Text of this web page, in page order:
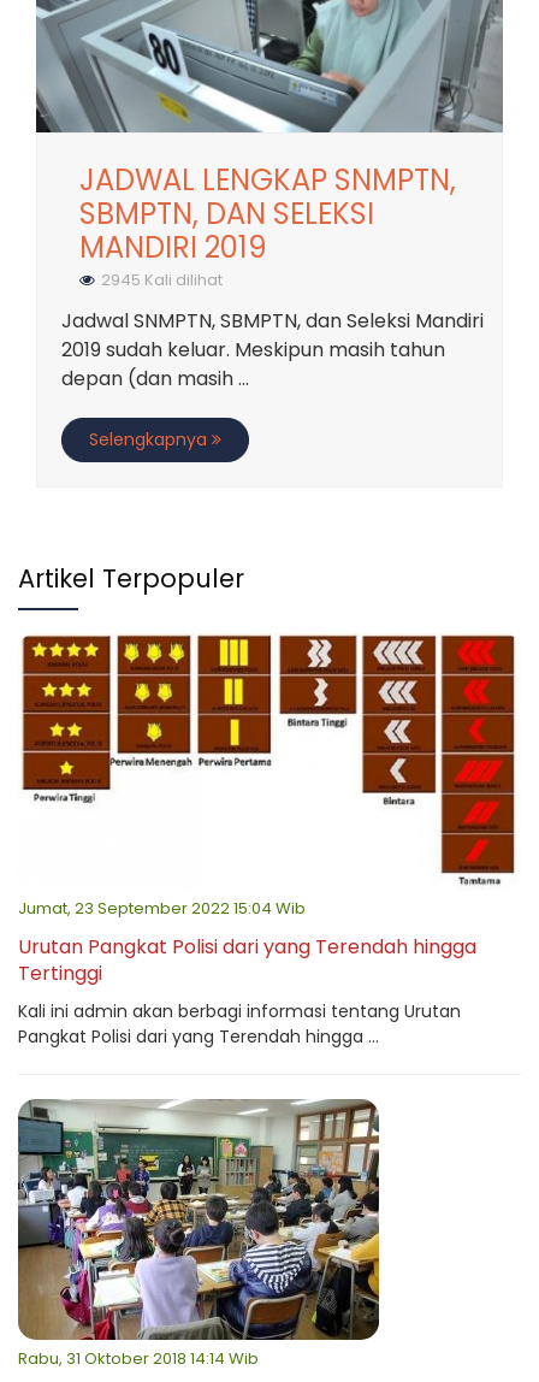
JADWAL LENGKAP SNMPTN,
SBMPTN, DAN SELEKSI
MANDIRI 2019
2945 Kali dilihat
Jadwal SNMPTN, SBMPTN, dan Seleksi Mandiri
2019 sudah keluar. Meskipun masih tahun
depan (dan masih ...
Selengkapnya
Artikel Terpopuler
Jumat, 23 September 2022 15:04 Wib
Urutan Pangkat Polisi dari yang Terendah hingga
Tertinggi
Kali ini admin akan berbagi informasi tentang Urutan
Pangkat Polisi dari yang Terendah hingga ...
Rabu, 31 Oktober 2018 14:14 Wib